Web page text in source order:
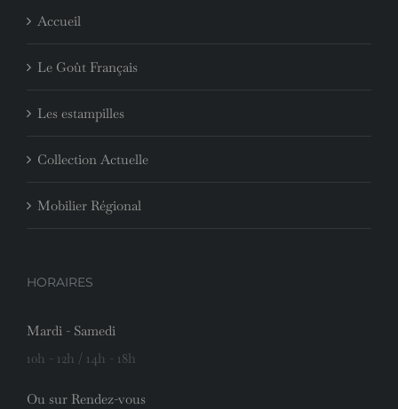
Accueil
Le Goût Français
Les estampilles
Collection Actuelle
Mobilier Régional
HORAIRES
Mardi - Samedi
10h - 12h / 14h - 18h
Ou sur Rendez-vous